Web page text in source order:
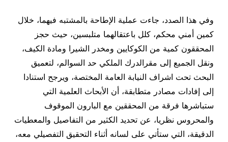
وفي هذا الصدد، جاءت عملية الإطاحة بالمشتبه فيهما، خلال
كمين أمني محكم، كلل باعتقالهما متلبسين، حيث حجز
المحققون كمية من الكوكايين ومخدر الشيرا ومادة الكيف،
ونقل الجميع إلى مقرالدرك الملكي حد السوالم، لتعميق
البحث تحت اشراف النيابة العامة المختصة، ويرجح استنادا
إلى إفادات مصادر متطابقة، أن الأبحاث العلمية التي
ستباشرها فرقة من المحققين مع البارون الموقوف
والمحروس نظريا، عن تحديد الكثير من التفاصيل والمعطيات
الدقيقة، التي ستأتي على لسانه أثناء التحقيق التفصيلي معه،